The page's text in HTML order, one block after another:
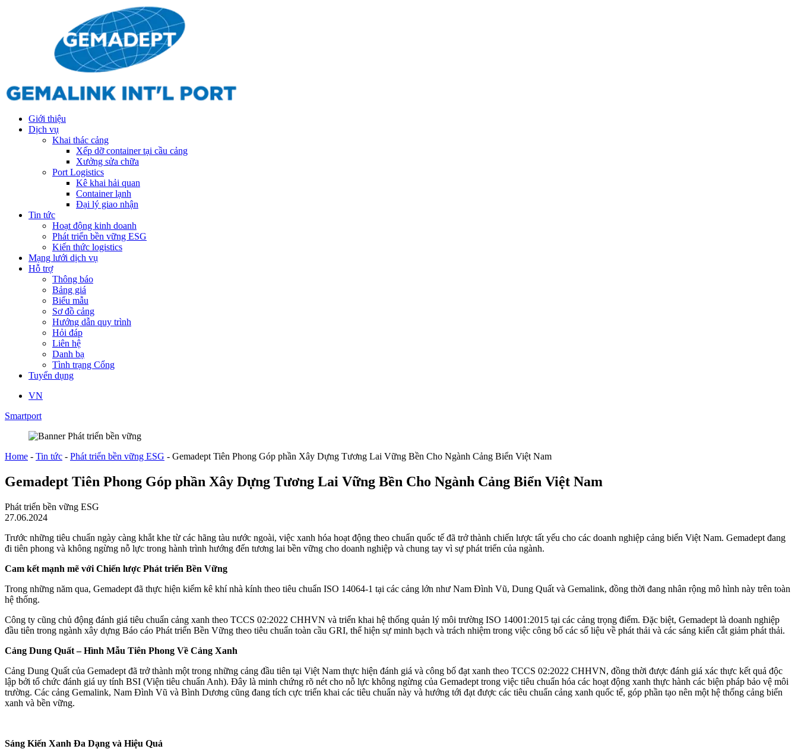
Giới thiệu
Dịch vụ
Khai thác cảng
Xếp dỡ container tại cầu cảng
Xưởng sửa chữa
Port Logistics
Kê khai hải quan
Container lạnh
Đại lý giao nhận
Tin tức
Hoạt động kinh doanh
Phát triển bền vững ESG
Kiến thức logistics
Mạng lưới dịch vụ
Hỗ trợ
Thông báo
Bảng giá
Biểu mẫu
Sơ đồ cảng
Hướng dẫn quy trình
Hỏi đáp
Liên hệ
Danh bạ
Tình trạng Cổng
Tuyển dụng
VN
Smartport
Home - Tin tức - Phát triển bền vững ESG - Gemadept Tiên Phong Góp phần Xây Dựng Tương Lai Vững Bền Cho Ngành Cảng Biển Việt Nam
Gemadept Tiên Phong Góp phần Xây Dựng Tương Lai Vững Bền Cho Ngành Cảng Biển Việt Nam
Phát triển bền vững ESG
27.06.2024
Trước những tiêu chuẩn ngày càng khắt khe từ các hãng tàu nước ngoài, việc xanh hóa hoạt động theo chuẩn quốc tế đã trở thành chiến lược tất yếu cho các doanh nghiệp cảng biển Việt Nam. Gemadept đang
đi tiên phong và không ngừng nỗ lực trong hành trình hướng đến tương lai bền vững cho doanh nghiệp và chung tay vì sự phát triển của ngành.
Cam kết mạnh mẽ với Chiến lược Phát triển Bền Vững
Trong những năm qua, Gemadept đã thực hiện kiểm kê khí nhà kính theo tiêu chuẩn ISO 14064-1 tại các cảng lớn như Nam Đình Vũ, Dung Quất và Gemalink, đồng thời đang nhân rộng mô hình này trên toàn
hệ thống.
Công ty cũng chủ động đánh giá tiêu chuẩn cảng xanh theo TCCS 02:2022 CHHVN và triển khai hệ thống quản lý môi trường ISO 14001:2015 tại các cảng trọng điểm. Đặc biệt, Gemadept là doanh nghiệp
đầu tiên trong ngành xây dựng Báo cáo Phát triển Bền Vững theo tiêu chuẩn toàn cầu GRI, thể hiện sự minh bạch và trách nhiệm trong việc công bố các số liệu về phát thải và các sáng kiến cắt giảm phát thải.
Cảng Dung Quất – Hình Mẫu Tiên Phong Về Cảng Xanh
Cảng Dung Quất của Gemadept đã trở thành một trong những cảng đầu tiên tại Việt Nam thực hiện đánh giá và công bố đạt xanh theo TCCS 02:2022 CHHVN, đồng thời được đánh giá xác thực kết quả độc
lập bởi tổ chức đánh giá uy tính BSI (Viện tiêu chuẩn Anh). Đây là minh chứng rõ nét cho nỗ lực không ngừng của Gemadept trong việc tiêu chuẩn hóa các hoạt động xanh thực hành các biện pháp bảo vệ môi
trường. Các cảng Gemalink, Nam Đình Vũ và Bình Dương cũng đang tích cực triển khai các tiêu chuẩn này và hướng tới đạt được các tiêu chuẩn cảng xanh quốc tế, góp phần tạo nên một hệ thống cảng biển
xanh và bền vững.
Sáng Kiến Xanh Đa Dạng và Hiệu Quả